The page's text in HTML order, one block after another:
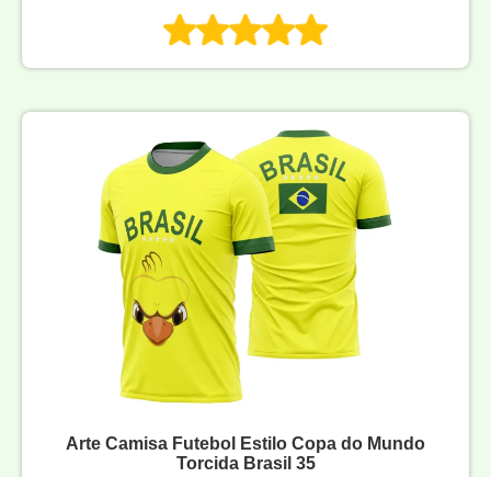
Arte Camisa Futebol Estilo Copa do Mundo
Torcida Brasil 35